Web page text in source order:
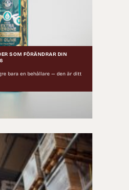
SOM FÖRÄNDRAR DIN
bara en behållare — den är ditt